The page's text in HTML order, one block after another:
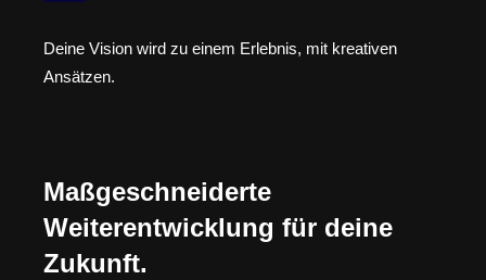
Deine Vision wird zu einem Erlebnis, mit kreativen
Ansätzen.
Maßgeschneiderte
Weiterentwicklung für deine
Zukunft.